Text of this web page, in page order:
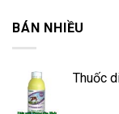
BÁN NHIỀU
Thuốc